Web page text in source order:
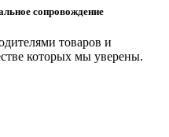
сопровождение
товаров и
которых мы уверены.